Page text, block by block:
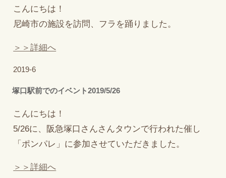
こんにちは！
尼崎市の施設を訪問、フラを踊りました。
＞＞詳細へ
2019-6
塚口駅前でのイベント2019/5/26
こんにちは！
5/26に、阪急塚口さんさんタウンで行われた催し
「ポンパレ」に参加させていただきました。
＞＞詳細へ